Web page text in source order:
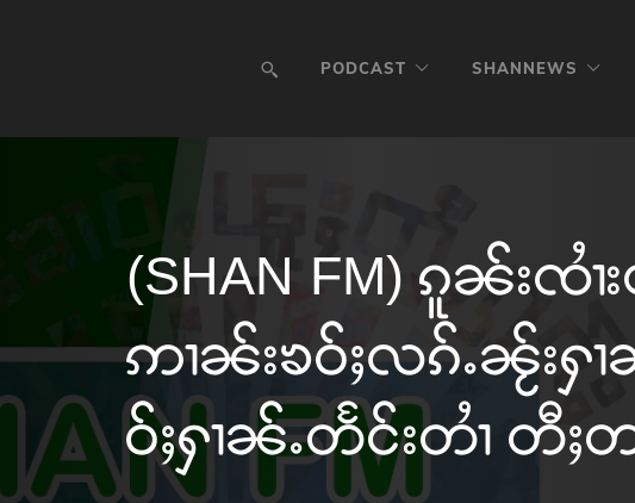
PODCAST SHANNEWS
(SHAN FM) ၵူၼ်းၸၢႆ
ဢၢၼ်းၶဝ်ႈလၵ်ႉၼႂ်းႁ
ဝ်ႈႁၢၼ်ႉတႅင်းတၢႆ တီႈတ